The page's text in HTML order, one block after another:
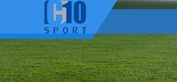
/ Marketing
MARKETING